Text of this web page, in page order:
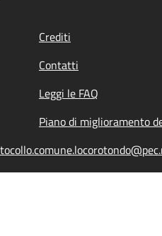
Crediti
Contatti
Leggi le FAQ
Piano di miglioramento